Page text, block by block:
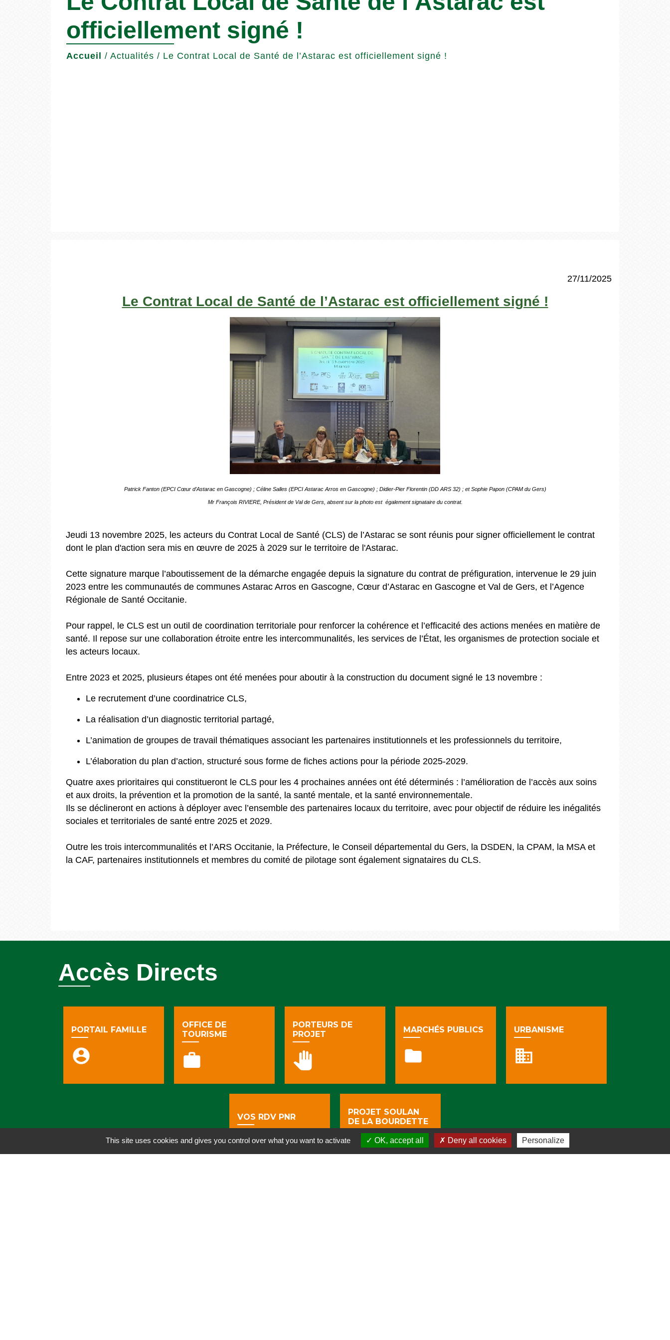
officiellement signé !
Accueil / Actualités / Le Contrat Local de Santé de l’Astarac est officiellement signé !
27/11/2025
Le Contrat Local de Santé de l’Astarac est officiellement signé !
Patrick Fanton (EPCI Cœur d’Astarac en Gascogne) ; Céline Salles (EPCI Astarac Arros en Gascogne) ; Didier-Pier Florentin (DD ARS 32) ; et Sophie Papon (CPAM du Gers)
Mr François RIVIERE, Président de Val de Gers, absent sur la photo est également signataire du contrat.
​​​​​​​Jeudi 13 novembre 2025, les acteurs du Contrat Local de Santé (CLS) de l’Astarac se sont réunis pour signer officiellement le contrat
dont le plan d'action sera mis en œuvre de 2025 à 2029 sur le territoire de l'Astarac.
Cette signature marque l’aboutissement de la démarche engagée depuis la signature du contrat de préfiguration, intervenue le 29 juin
2023 entre les communautés de communes Astarac Arros en Gascogne, Cœur d’Astarac en Gascogne et Val de Gers, et l’Agence
Régionale de Santé Occitanie.
Pour rappel, le CLS est un outil de coordination territoriale pour renforcer la cohérence et l’efficacité des actions menées en matière de
santé. Il repose sur une collaboration étroite entre les intercommunalités, les services de l’État, les organismes de protection sociale et
les acteurs locaux.
Entre 2023 et 2025, plusieurs étapes ont été menées pour aboutir à la construction du document signé le 13 novembre :
Le recrutement d’une coordinatrice CLS,
La réalisation d’un diagnostic territorial partagé,
L’animation de groupes de travail thématiques associant les partenaires institutionnels et les professionnels du territoire,
L’élaboration du plan d’action, structuré sous forme de fiches actions pour la période 2025-2029.
Quatre axes prioritaires qui constitueront le CLS pour les 4 prochaines années ont été déterminés : l’amélioration de l’accès aux soins
et aux droits, la prévention et la promotion de la santé, la santé mentale, et la santé environnementale.
Ils se déclineront en actions à déployer avec l’ensemble des partenaires locaux du territoire, avec pour objectif de réduire les inégalités
sociales et territoriales de santé entre 2025 et 2029.
Outre les trois intercommunalités et l’ARS Occitanie, la Préfecture, le Conseil départemental du Gers, la DSDEN, la CPAM, la MSA et
la CAF, partenaires institutionnels et membres du comité de pilotage sont également signataires du CLS.
Accès Directs
PORTAIL FAMILLE
account_circle
OFFICE DE
TOURISME
work
PORTEURS DE
PROJET
pan_tool
MARCHÉS PUBLICS
folder
URBANISME
business
VOS RDV PNR
spa
PROJET SOULAN
DE LA BOURDETTE
wb_sunny
This site uses cookies and gives you control over what you want to activate OK, accept all Deny all cookies Personalize